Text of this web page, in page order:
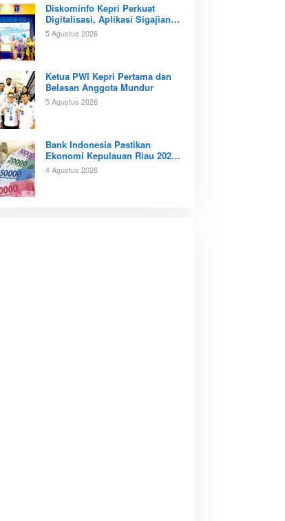
Diskominfo Kepri Perkuat
Digitalisasi, Aplikasi Sigajian
Sudah Terintegrasi TTE
5 Agustus 2026
Ketua PWI Kepri Pertama dan
Belasan Anggota Mundur
5 Agustus 2026
Bank Indonesia Pastikan
Ekonomi Kepulauan Riau 2026
Tunjukan Kinerja Positif
4 Agustus 2026